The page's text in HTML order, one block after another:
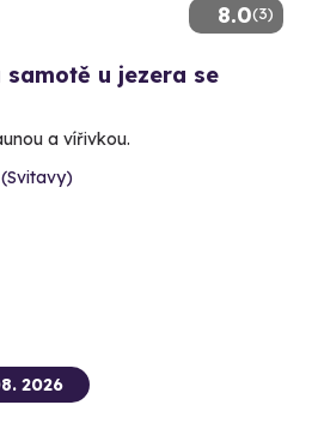
8.0(3)
samotě u jezera se
a vířivkou.
2026